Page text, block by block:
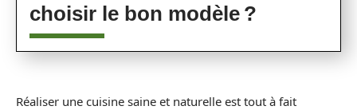
choisir le bon modèle ?
Réaliser une cuisine saine et naturelle est tout à fait